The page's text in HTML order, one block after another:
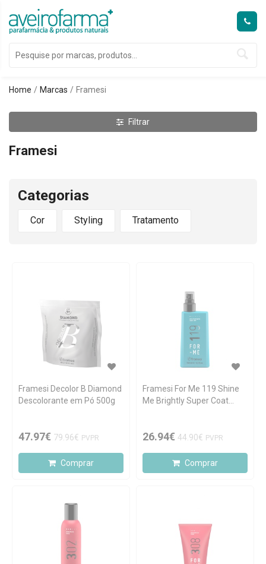
Home Marcas Framesi
Filtrar
Framesi
Categorias
Cor Styling Tratamento
Framesi Decolor B Diamond
Descolorante em Pó 500g
47.97€ 79.96€ PVPR
Comprar
Framesi For Me 119 Shine
Me Brightly Super Coat
26.94€ 44.90€ PVPR
Comprar